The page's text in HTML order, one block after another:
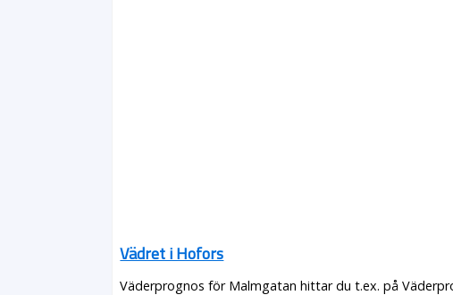
Vädret i Hofors
Väderprognos för Malmgatan hittar du t.ex. på